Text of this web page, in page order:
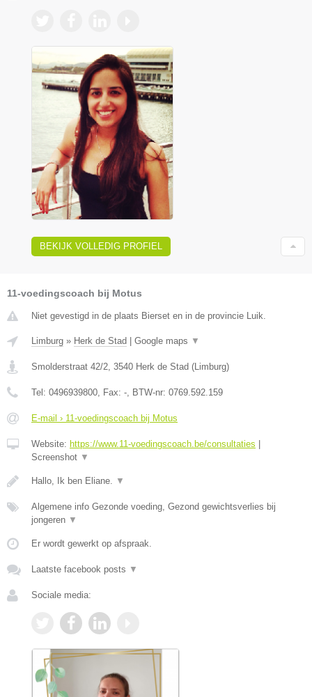
BEKIJK VOLLEDIG PROFIEL
11-voedingscoach bij Motus
Niet gevestigd in de plaats Bierset en in de provincie Luik.
Limburg » Herk de Stad | Google maps ▼
Smolderstraat 42/2 3540 Herk de Stad (Limburg)
Tel: 0496939800 , Fax: - , BTW-nr: 0769.592.159
E-mail › 11-voedingscoach bij Motus
Website: https://www.11-voedingscoach.be/consultaties |
Screenshot ▼
Hallo, Ik ben Eliane. ▼
Algemene info Gezonde voeding, Gezond gewichtsverlies bij
jongeren ▼
Er wordt gewerkt op afspraak.
Laatste facebook posts ▼
Sociale media: